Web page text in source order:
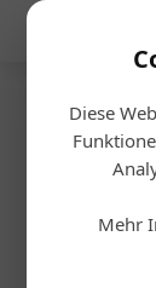
Diese
Mehr